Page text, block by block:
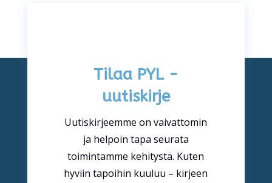
Tilaa PYL -
uutiskirje
Uutiskirjeemme on vaivattomin
ja helpoin tapa seurata
toimintamme kehitystä. Kuten
hyviin tapoihin kuuluu – kirjeen